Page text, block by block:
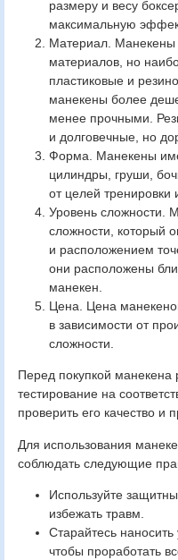
размеру и весу
максимальную
Материал. Манекены
материалов, но
пластиковые и
манекены более
менее прочными.
и долговечные, но
Форма. Манекены
цилиндры, груши,
от целей тренировки
Уровень сложности.
сложности, который
и расположением
они расположены
манекен.
Цена. Цена
в зависимости от
сложности.
Перед покупкой манекена
тестирование на
проверить его качество и
Для использования
соблюдать следующие
Используйте
избежать травм.
Старайтесь
чтобы проработать